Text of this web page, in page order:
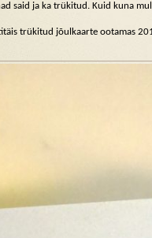
said ja ka trükitud. Kuid kuna
trükitud jõulkaarte ootamas